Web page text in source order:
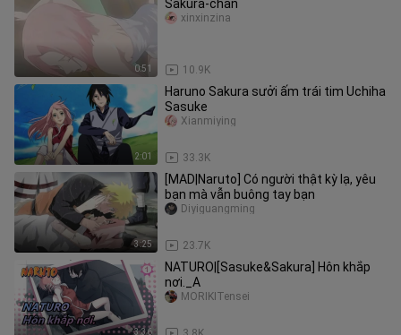
0:51
Sakura-chan
10.9K
xinxinzina
2:01
Haruno Sakura sưởi ấm trái tim Uchiha
Sasuke
33.3K
Xianmiying
3:25
[MAD|Naruto] Có người thật kỳ lạ, yêu
bạn mà vẫn buông tay bạn
23.7K
Diyiguangming
3:36
NATURO|[Sasuke&Sakura] Hôn khắp
nơi._A
MORIKITensei